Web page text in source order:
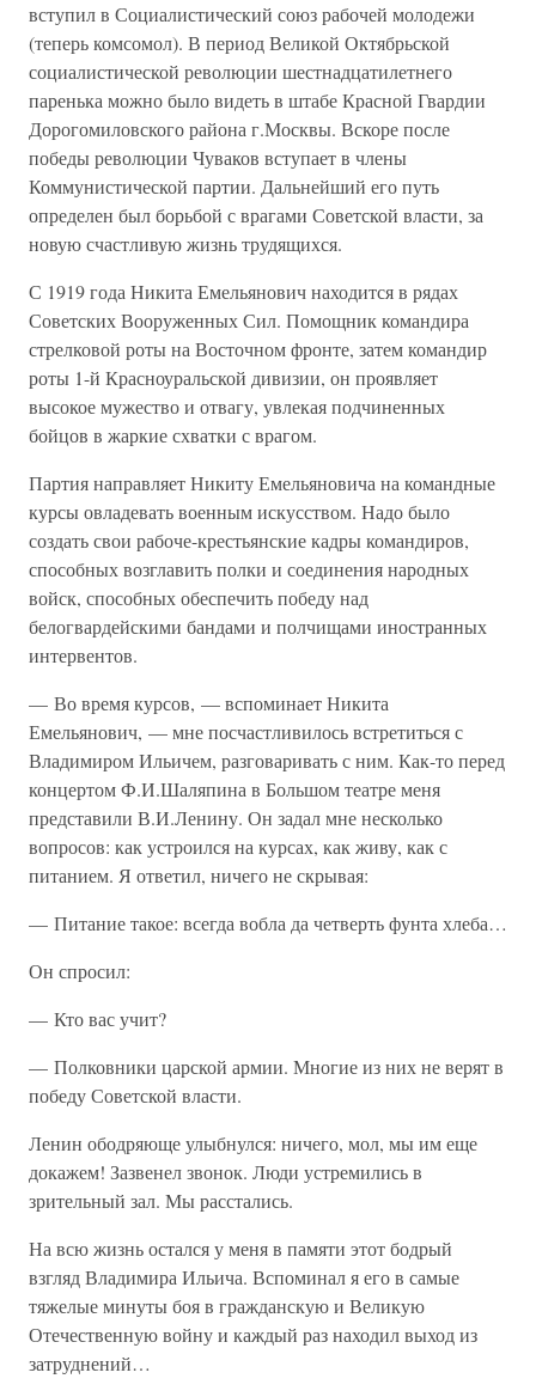
вступил в Социалистический союз рабочей молодежи
(теперь комсомол). В период Великой Октябрьской
социалистической революции шестнадцатилетнего
паренька можно было видеть в штабе Красной Гвардии
Дорогомиловского района г.Москвы. Вскоре после
победы революции Чуваков вступает в члены
Коммунистической партии. Дальнейший его путь
определен был борьбой с врагами Советской власти, за
новую счастливую жизнь трудящихся.
С 1919 года Никита Емельянович находится в рядах
Советских Вооруженных Сил. Помощник командира
стрелковой роты на Восточном фронте, затем командир
роты 1-й Красноуральской дивизии, он проявляет
высокое мужество и отвагу, увлекая подчиненных
бойцов в жаркие схватки с врагом.
Партия направляет Никиту Емельяновича на командные
курсы овладевать военным искусством. Надо было
создать свои рабоче-крестьянские кадры командиров,
способных возглавить полки и соединения народных
войск, способных обеспечить победу над
белогвардейскими бандами и полчищами иностранных
интервентов.
— Во время курсов, — вспоминает Никита
Емельянович, — мне посчастливилось встретиться с
Владимиром Ильичем, разговаривать с ним. Как-то перед
концертом Ф.И.Шаляпина в Большом театре меня
представили В.И.Ленину. Он задал мне несколько
вопросов: как устроился на курсах, как живу, как с
питанием. Я ответил, ничего не скрывая:
— Питание такое: всегда вобла да четверть фунта хлеба…
Он спросил:
— Кто вас учит?
— Полковники царской армии. Многие из них не верят в
победу Советской власти.
Ленин ободряюще улыбнулся: ничего, мол, мы им еще
докажем! Зазвенел звонок. Люди устремились в
зрительный зал. Мы расстались.
На всю жизнь остался у меня в памяти этот бодрый
взгляд Владимира Ильича. Вспоминал я его в самые
тяжелые минуты боя в гражданскую и Великую
Отечественную войну и каждый раз находил выход из
затруднений…